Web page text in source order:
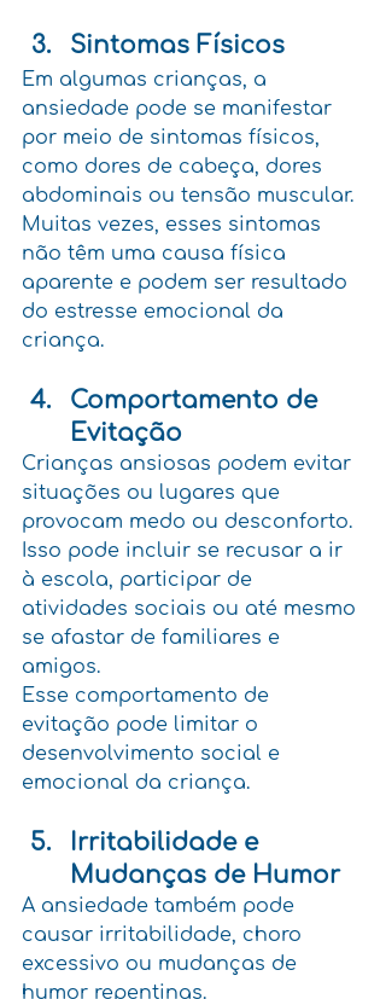
Sintomas Físicos
Em algumas crianças, a
ansiedade pode se manifestar
por meio de sintomas físicos,
como dores de cabeça, dores
abdominais ou tensão muscular.
Muitas vezes, esses sintomas
não têm uma causa física
aparente e podem ser resultado
do estresse emocional da
criança.
Comportamento de
Evitação
Crianças ansiosas podem evitar
situações ou lugares que
provocam medo ou desconforto.
Isso pode incluir se recusar a ir
à escola, participar de
atividades sociais ou até mesmo
se afastar de familiares e
amigos.
Esse comportamento de
evitação pode limitar o
desenvolvimento social e
emocional da criança.
Irritabilidade e
Mudanças de Humor
A ansiedade também pode
causar irritabilidade, choro
excessivo ou mudanças de
humor repentinas.